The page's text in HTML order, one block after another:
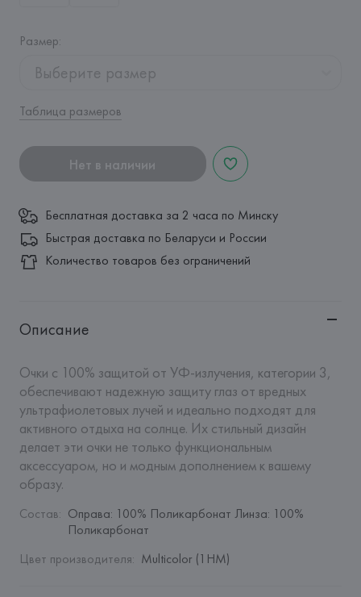
Размер:
Выберите размер
Таблица размеров
Нет в наличии
Бесплатная доставка за 2 часа по Минску
Быстрая доставка по Беларуси и России
Количество товаров без ограничений
Описание
Очки с 100% защитой от УФ-излучения, категории 3,
обеспечивают надежную защиту глаз от вредных
ультрафиолетовых лучей и идеально подходят для
активного отдыха на солнце. Их стильный дизайн
делает эти очки не только функциональным
аксессуаром, но и модным дополнением к вашему
образу.
Состав: Оправа: 100% Поликарбонат Линза: 100%
Поликарбонат
Цвет производителя: Multicolor (1HM)